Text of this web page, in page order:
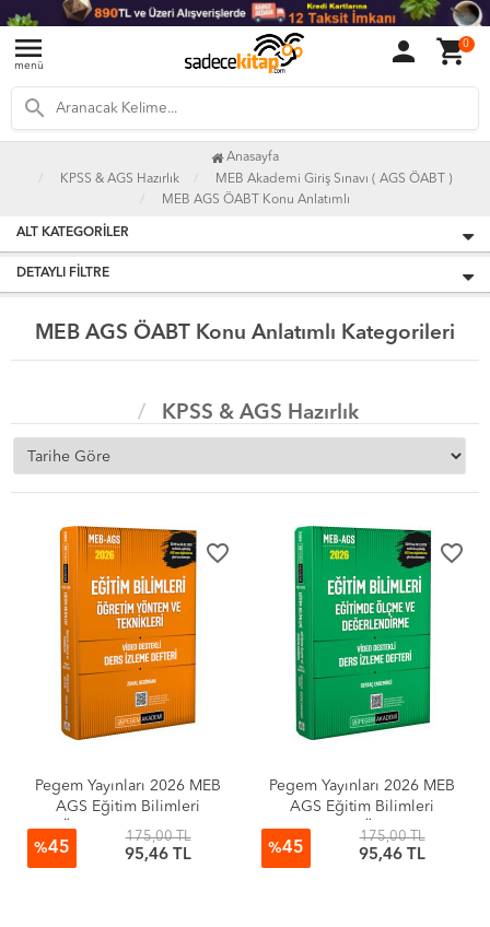
menu
menü person shopping_cart0
search
Anasayfa
KPSS & AGS Hazırlık
MEB Akademi Giriş Sınavı ( AGS ÖABT )
MEB AGS ÖABT Konu Anlatımlı
ALT KATEGORILER
DETAYLI FILTRE
MEB AGS ÖABT Konu Anlatımlı Kategorileri
KPSS & AGS Hazırlık
MEB Akademi Giriş Sınavı ( AGS ÖABT )
MEB AGS ÖABT Konu Anlatımlı
favorite_border
Pegem Yayınları 2026 MEB
AGS Eğitim Bilimleri
Öğretim Yöntem ve
Teknikleri Video Destekli
Ders İzleme Defteri
%45
175,00 TL
95,46 TL
favorite_border
Pegem Yayınları 2026 MEB
AGS Eğitim Bilimleri
Eğitimde Ölçme ve
Değerlendirme Video
Destekli Ders İzleme Defteri
%45
175,00 TL
95,46 TL